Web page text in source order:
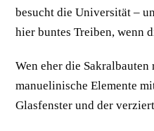
besucht die Universität –
hier buntes Treiben, wenn
Wen eher die
manuelinische Elemente
Glasfenster und der